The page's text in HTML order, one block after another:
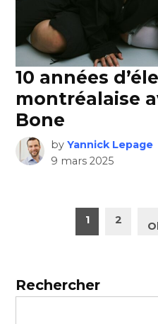
10 années
montréalaise
Bone
by Yannick Lepage
9 mars 2025
Pagination
1 2
Rechercher